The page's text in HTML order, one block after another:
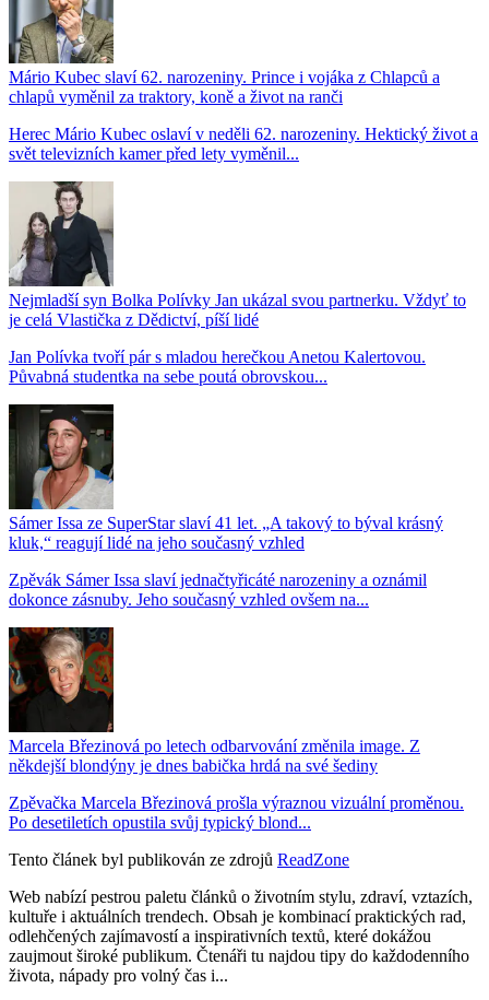
Mário Kubec slaví 62. narozeniny. Prince i vojáka z Chlapců a
chlapů vyměnil za traktory, koně a život na ranči
Herec Mário Kubec oslaví v neděli 62. narozeniny. Hektický život a
svět televizních kamer před lety vyměnil...
Nejmladší syn Bolka Polívky Jan ukázal svou partnerku. Vždyť to
je celá Vlastička z Dědictví, píší lidé
Jan Polívka tvoří pár s mladou herečkou Anetou Kalertovou.
Půvabná studentka na sebe poutá obrovskou...
Sámer Issa ze SuperStar slaví 41 let. „A takový to býval krásný
kluk,“ reagují lidé na jeho současný vzhled
Zpěvák Sámer Issa slaví jednačtyřicáté narozeniny a oznámil
dokonce zásnuby. Jeho současný vzhled ovšem na...
Marcela Březinová po letech odbarvování změnila image. Z
někdejší blondýny je dnes babička hrdá na své šediny
Zpěvačka Marcela Březinová prošla výraznou vizuální proměnou.
Po desetiletích opustila svůj typický blond...
Tento článek byl publikován ze zdrojů ReadZone
Web nabízí pestrou paletu článků o životním stylu, zdraví, vztazích,
kultuře i aktuálních trendech. Obsah je kombinací praktických rad,
odlehčených zajímavostí a inspirativních textů, které dokážou
zaujmout široké publikum. Čtenáři tu najdou tipy do každodenního
života, nápady pro volný čas i...